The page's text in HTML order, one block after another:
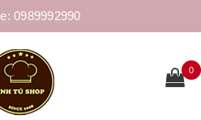
0989992990
0